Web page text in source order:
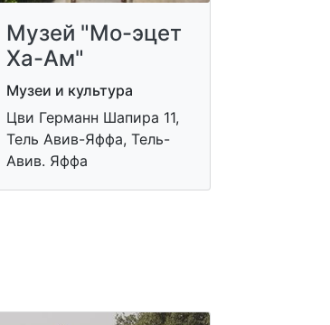
Музей "Мо-эцет
Ха-Ам"
Музеи и культура
Цви Германн Шапира 11,
Тель Авив-Яффа, Тель-
Авив. Яффа